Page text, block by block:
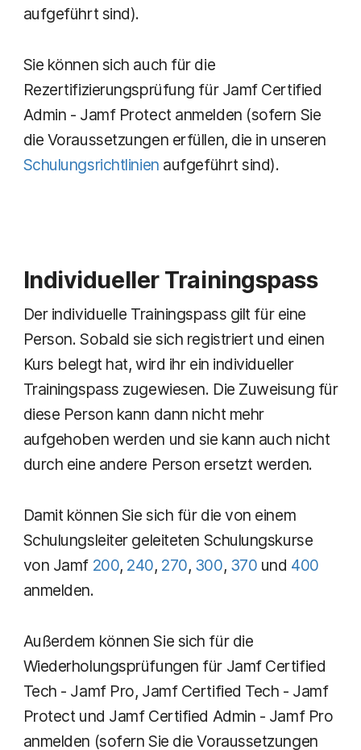
aufgeführt sind).
Sie können sich auch für die
Rezertifizierungsprüfung für Jamf Certified
Admin - Jamf Protect anmelden (sofern Sie
die Voraussetzungen erfüllen, die in unseren
Schulungsrichtlinien aufgeführt sind).
Individueller Trainingspass
Der individuelle Trainingspass gilt für eine
Person. Sobald sie sich registriert und einen
Kurs belegt hat, wird ihr ein individueller
Trainingspass zugewiesen. Die Zuweisung für
diese Person kann dann nicht mehr
aufgehoben werden und sie kann auch nicht
durch eine andere Person ersetzt werden.
Damit können Sie sich für die von einem
Schulungsleiter geleiteten Schulungskurse
von Jamf 200, 240, 270, 300, 370 und 400
anmelden.
Außerdem können Sie sich für die
Wiederholungsprüfungen für Jamf Certified
Tech - Jamf Pro, Jamf Certified Tech - Jamf
Protect und Jamf Certified Admin - Jamf Pro
anmelden (sofern Sie die Voraussetzungen